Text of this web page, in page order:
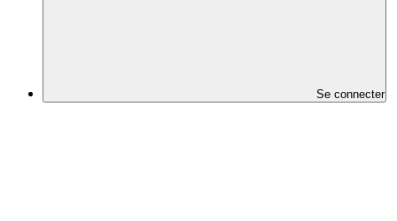
Se connecter